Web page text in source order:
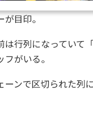
が目印。
は行列になっていて
がいる。
ーンで区切られた列